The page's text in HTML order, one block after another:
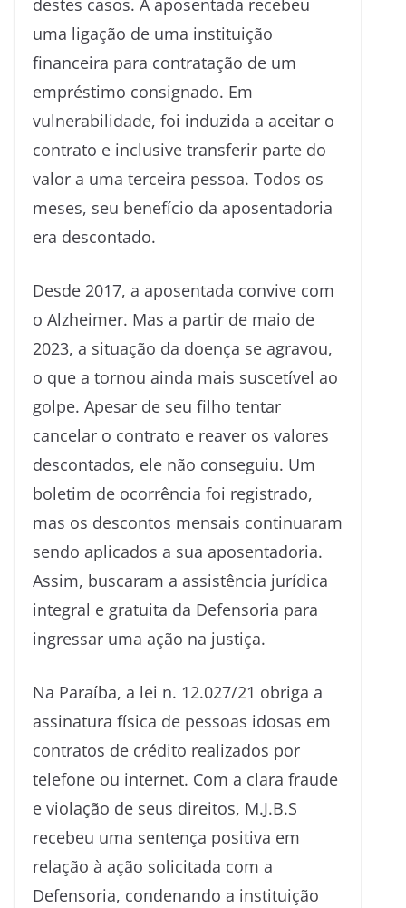
destes casos. A aposentada recebeu
uma ligação de uma instituição
financeira para contratação de um
empréstimo consignado. Em
vulnerabilidade, foi induzida a aceitar o
contrato e inclusive transferir parte do
valor a uma terceira pessoa. Todos os
meses, seu benefício da aposentadoria
era descontado.
Desde 2017, a aposentada convive com
o Alzheimer. Mas a partir de maio de
2023, a situação da doença se agravou,
o que a tornou ainda mais suscetível ao
golpe. Apesar de seu filho tentar
cancelar o contrato e reaver os valores
descontados, ele não conseguiu. Um
boletim de ocorrência foi registrado,
mas os descontos mensais continuaram
sendo aplicados a sua aposentadoria.
Assim, buscaram a assistência jurídica
integral e gratuita da Defensoria para
ingressar uma ação na justiça.
Na Paraíba, a lei n. 12.027/21 obriga a
assinatura física de pessoas idosas em
contratos de crédito realizados por
telefone ou internet. Com a clara fraude
e violação de seus direitos, M.J.B.S
recebeu uma sentença positiva em
relação à ação solicitada com a
Defensoria, condenando a instituição